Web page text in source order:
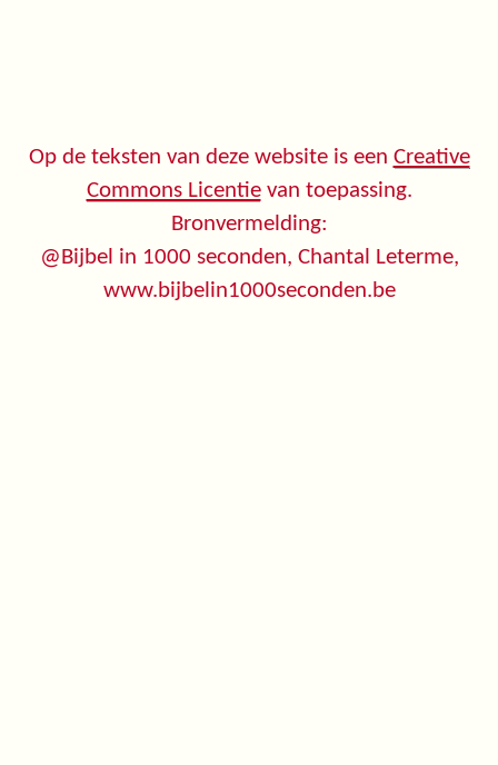
Op de teksten van deze website is een Creative
Commons Licentievan toepassing.
Bronvermelding:
@Bijbel in 1000 seconden, Chantal Leterme,
www.bijbelin1000seconden.be